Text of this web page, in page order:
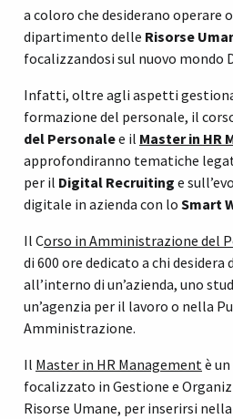
a coloro che desiderano operare
dipartimento delle Risorse
focalizzandosi sul nuovo mondo
Infatti, oltre agli aspetti
formazione del personale, il
del Personalee il Master in HR
approfondiranno tematiche
per il Digital Recruiting e
digitale in azienda con lo Smart
Il Corso in Amministrazione del
di 600 ore dedicato a chi desidera
all’interno di un’azienda, uno
un’agenzia per il lavoro o nella
Amministrazione.
Il Master in HR Managementè
focalizzato in Gestione e
Risorse Umane, per inserirsi